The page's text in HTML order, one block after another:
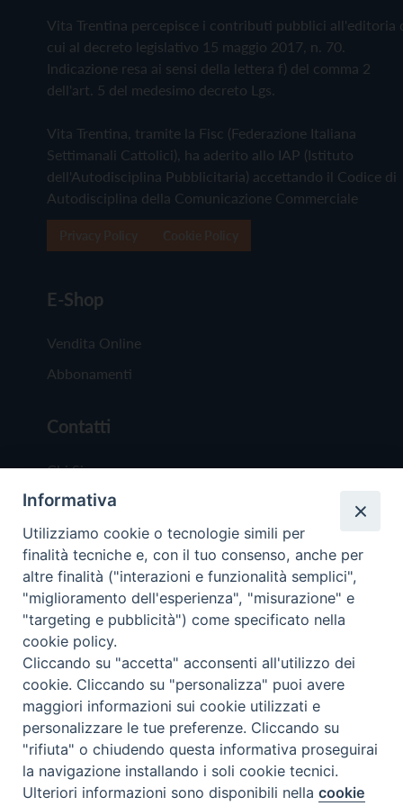
Vita Trentina percepisce i contributi pubblici all'editoria
cui al decreto legislativo 15 maggio 2017, n. 70.
Indicazione resa ai sensi della lettera f) del comma 2
dell'art. 5 del medesimo decreto Lgs.
Vita Trentina, tramite la Fisc (Federazione Italiana
Settimanali Cattolici), ha aderito allo IAP (Istituto
dell'Autodisciplina Pubblicitaria) accettando il Codice di
Autodisciplina della Comunicazione Commerciale
E-Shop
Vendita Online
Abbonamenti
Contatti
Chi Siamo
Redazione
Scrivici
Copyright © 2019 - Tutti i diritti riservati - Vita
Trentina Editrice
Privacy Policy
Torna
Preferenze Cookie
Informativa
Utilizziamo cookie o tecnologie simili per
finalità tecniche e, con il tuo consenso, anche per
altre finalità ("interazioni e funzionalità semplici",
"miglioramento dell'esperienza", "misurazione" e
"targeting e pubblicità") come specificato nella
cookie policy.
Cliccando su "accetta" acconsenti all'utilizzo dei
cookie. Cliccando su "personalizza" puoi avere
maggiori informazioni sui cookie utilizzati e
personalizzare le tue preferenze. Cliccando su
"rifiuta" o chiudendo questa informativa proseguirai
la navigazione installando i soli cookie tecnici.
Ulteriori informazioni sono disponibili nellacookie